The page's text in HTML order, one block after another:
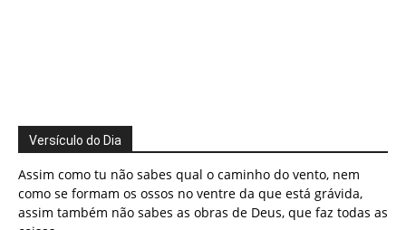
Versículo do Dia
Assim como tu não sabes qual o caminho do vento, nem
como se formam os ossos no ventre da que está grávida,
assim também não sabes as obras de Deus, que faz todas as